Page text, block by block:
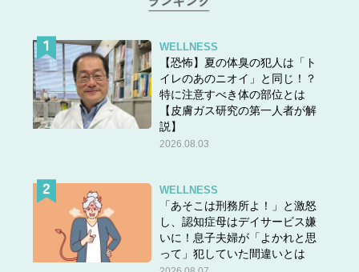
となったのがウィンドペーンチェック柄のシャツ。ウィン
ドペーンは、窓の格子に似ていることから名前がつけられ
た英国の伝統的なチェック柄です。他のチェック柄との大
きな違いは、シンプルな格子柄・単色使いで、キャリア服
としても親しまれている点。
WELLNESS
【恐怖】夏の体臭の犯人は「ト
イレのあのニオイ」と同じ！？
特に注意すべき体の部位とは
【皮膚ガス研究の第一人者が解
説】
2026.08.03
WELLNESS
「あそこは刑務所よ！」と激怒
し、認知症母はデイサービス嫌
いに！息子夫婦が「よかれと思
って」犯していた間違いとは